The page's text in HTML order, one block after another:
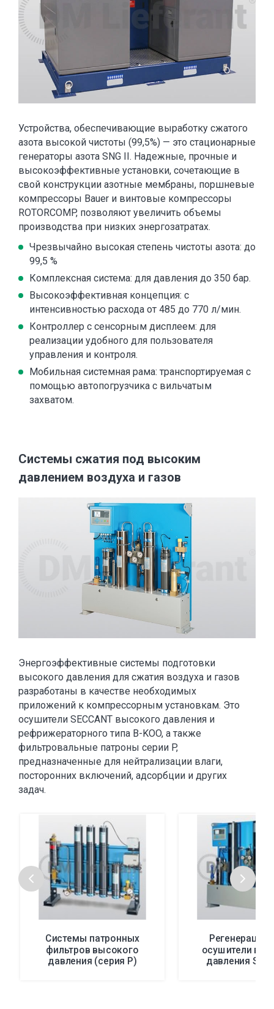
Устройства, обеспечивающие выработку сжатого
азота высокой чистоты (99,5%) — это стационарные
генераторы азота SNG II. Надежные, прочные и
высокоэффективные установки, сочетающие в
свой конструкции азотные мембраны, поршневые
компрессоры Bauer и винтовые компрессоры
ROTORCOMP, позволяют увеличить объемы
производства при низких энергозатратах.
Чрезвычайно высокая степень чистоты азота: до
99,5 %
Комплексная система: для давления до 350 бар.
Высокоэффективная концепция: с
интенсивностью расхода от 485 до 770 л/мин.
Контроллер с сенсорным дисплеем: для
реализации удобного для пользователя
управления и контроля.
Мобильная системная рама: транспортируемая с
помощью автопогрузчика с вильчатым
захватом.
Системы сжатия под высоким
давлением воздуха и газов
Энергоэффективные системы подготовки
высокого давления для сжатия воздуха и газов
разработаны в качестве необходимых
приложений к компрессорным установкам. Это
осушители SECCANT высокого давления и
рефрижераторного типа B-KOO, а также
фильтровальные патроны серии P,
предназначенные для нейтрализации влаги,
посторонних включений, адсорбции и других
задач.
Системы патронных
фильтров высокого
давления (серия P)
осушители
давления